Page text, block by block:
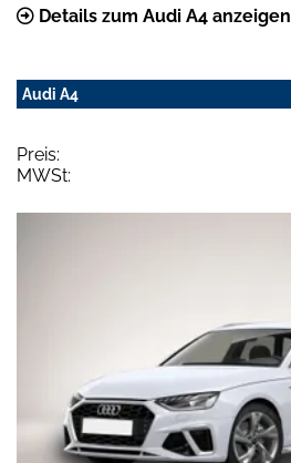
Details zum Audi A4 anzeigen
Audi A4
Preis:
MWSt: